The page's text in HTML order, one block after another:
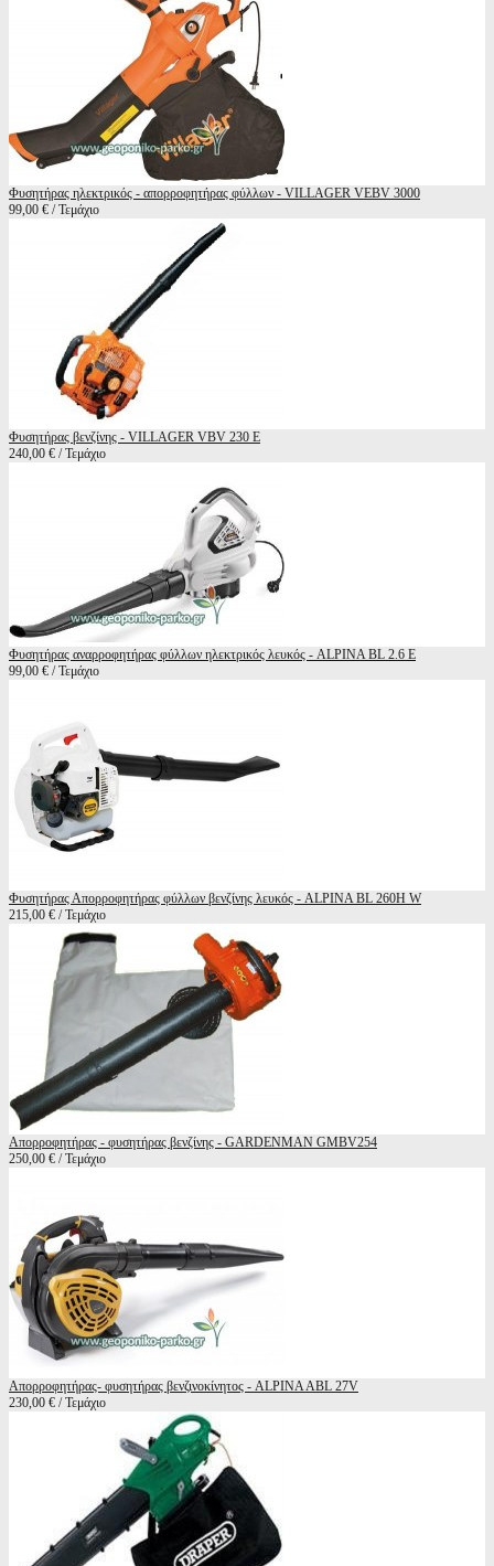
Φυσητήρας ηλεκτρικός - απορροφητήρας φύλλων - VILLAGER VEBV 3000
99,00 € / Τεμάχιο
Φυσητήρας βενζίνης - VILLAGER VBV 230 E
240,00 € / Τεμάχιο
Φυσητήρας αναρροφητήρας φύλλων ηλεκτρικός λευκός - ALPINA BL 2.6 E
99,00 € / Τεμάχιο
Φυσητήρας Απορροφητήρας φύλλων βενζίνης λευκός - ALPINA BL 260H W
215,00 € / Τεμάχιο
Απορροφητήρας - φυσητήρας βενζίνης - GARDENMAN GMBV254
250,00 € / Τεμάχιο
Απορροφητήρας- φυσητήρας βενζινοκίνητος - ALPINA ABL 27V
230,00 € / Τεμάχιο